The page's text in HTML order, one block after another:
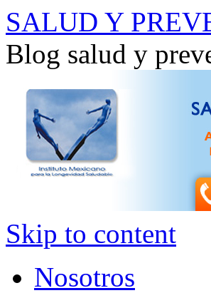
SALUD Y
Blog salud y
Skip to content
Nosotros